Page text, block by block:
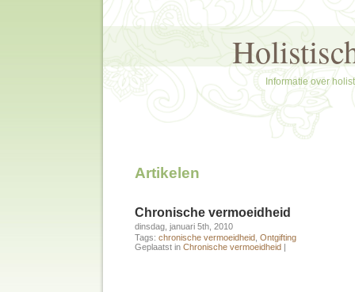
Informatie over
Artikelen
Chronische vermoeidheid
dinsdag, januari 5th, 2010
Tags: chronische vermoeidheid Ontgifting
Geplaatst in Chronische vermoeidheid |